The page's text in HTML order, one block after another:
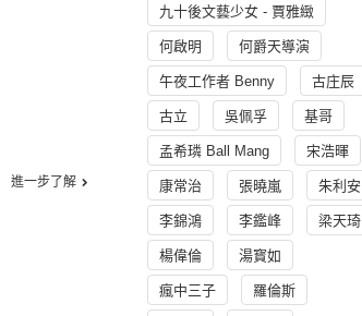
進一步了解
九十後文藝少女 - 賈雅緻
何啟明 何爵天導演
午夜工作者 Benny 古庄辰
古立 吳佩孚 基哥
孟希璘 Ball Mang 宋浩暉
康常治 張曉嵐 朱利安
李錦鴻 李鑑峰 梁天琦
楊偉倫 湯寳如
瘋中三子 羅倫斯